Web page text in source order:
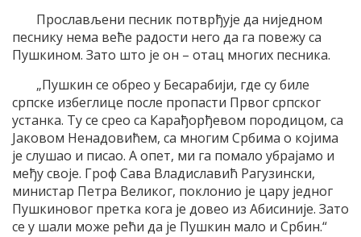
Прослављени песник потврђује да ниједном
песнику нема веће радости него да га повежу са
Пушкином. Зато што је он – отац многих песника.
„Пушкин се обрео у Бесарабији, где су биле
српске избеглице после пропасти Првог српског
устанка. Ту се срео са Карађорђевом породицом, са
Јаковом Ненадовићем, са многим Србима о којима
је слушао и писао. А опет, ми га помало убрајамо и
међу своје. Гроф Сава Владиславић Рагузински,
министар Петра Великог, поклонио је цару једног
Пушкиновог претка кога је довео из Абисиније. Зато
се у шали може рећи да је Пушкин мало и Србин.“